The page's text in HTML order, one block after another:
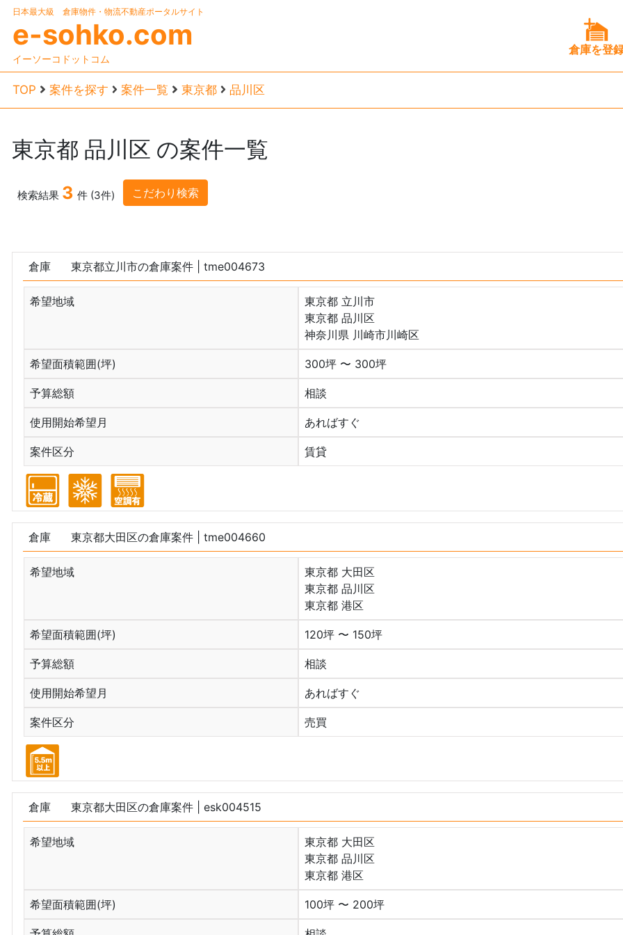
日本最大級 倉庫物件・物流不動産ポータルサイト
e-sohko.com
イーソーコドットコム
倉庫を登
TOP 案件を探す 案件一覧 東京都 品川区
東京都 品川区 の案件一覧
検索結果 3 件 (3件) こだわり検索
倉庫 東京都立川市の倉庫案件 | tme004673
希望地域
東京都 立川市
東京都 品川区
神奈川県 川崎市川崎区
希望面積範囲(坪) 300坪 〜 300坪
予算総額 相談
使用開始希望月 あればすぐ
案件区分 賃貸
倉庫 東京都大田区の倉庫案件 | tme004660
希望地域
東京都 大田区
東京都 品川区
東京都 港区
希望面積範囲(坪) 120坪 〜 150坪
予算総額 相談
使用開始希望月 あればすぐ
案件区分 売買
倉庫 東京都大田区の倉庫案件 | esk004515
希望地域
東京都 大田区
東京都 品川区
東京都 港区
希望面積範囲(坪) 100坪 〜 200坪